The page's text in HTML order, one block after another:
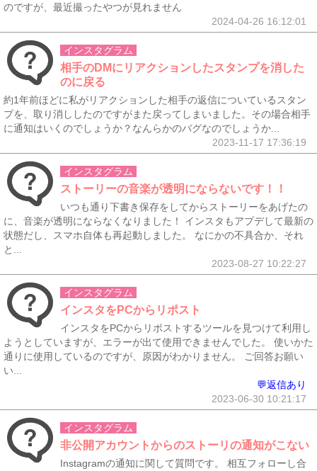
のですが、最近撮ったやつが見れません
2024-04-26 16:12:01
インスタグラム
相手のDMにリアクションしたスタンプを消した
のに戻る
約1年前ほどに私がリアクションした相手の返信についているスタン
プを、取り消ししたのですがまた戻ってしまいました。その場合相手
に通知はいくのでしょうか？なんらかのバグなのでしょうか...
2023-11-17 17:36:19
インスタグラム
ストーリーの音楽が透明にならないです！！
いつも通り下書き保存をしてからストーリーをあげたの
に、音楽が透明にならなくなりました！ インスタもアプデして最新の
状態だし、スマホ自体も再起動しました。 なにかの不具合か、それ
と...
2023-08-27 10:22:27
インスタグラム
インスタをPCからリポスト
インスタをPCからリポストするツールを見つけて利用し
ようとしていますが、エラーが出て使用できませんでした。 使いかた
通りに使用しているのですが、原因がわかりません。 ご回答お願い
い...
💬返信あり
2023-06-30 10:21:17
インスタグラム
非公開アカウントからのストーリの通知がこない
Instagramの通知に関して質問です。 相互フォローし合